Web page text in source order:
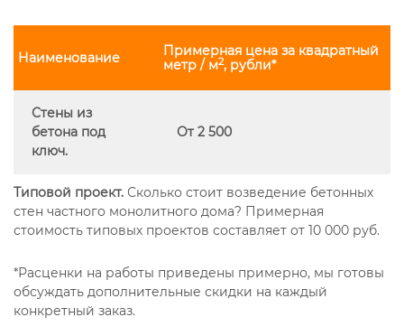
Наименование
Примерная цена за квадратный
метр / м2, рубли*
Стены из
бетона под
ключ.
От 2 500
Типовой проект. Сколько стоит возведение бетонных
стен частного монолитного дома? Примерная
стоимость типовых проектов составляет от 10 000 руб.
*Расценки на работы приведены примерно, мы готовы
обсуждать дополнительные скидки на каждый
конкретный заказ.